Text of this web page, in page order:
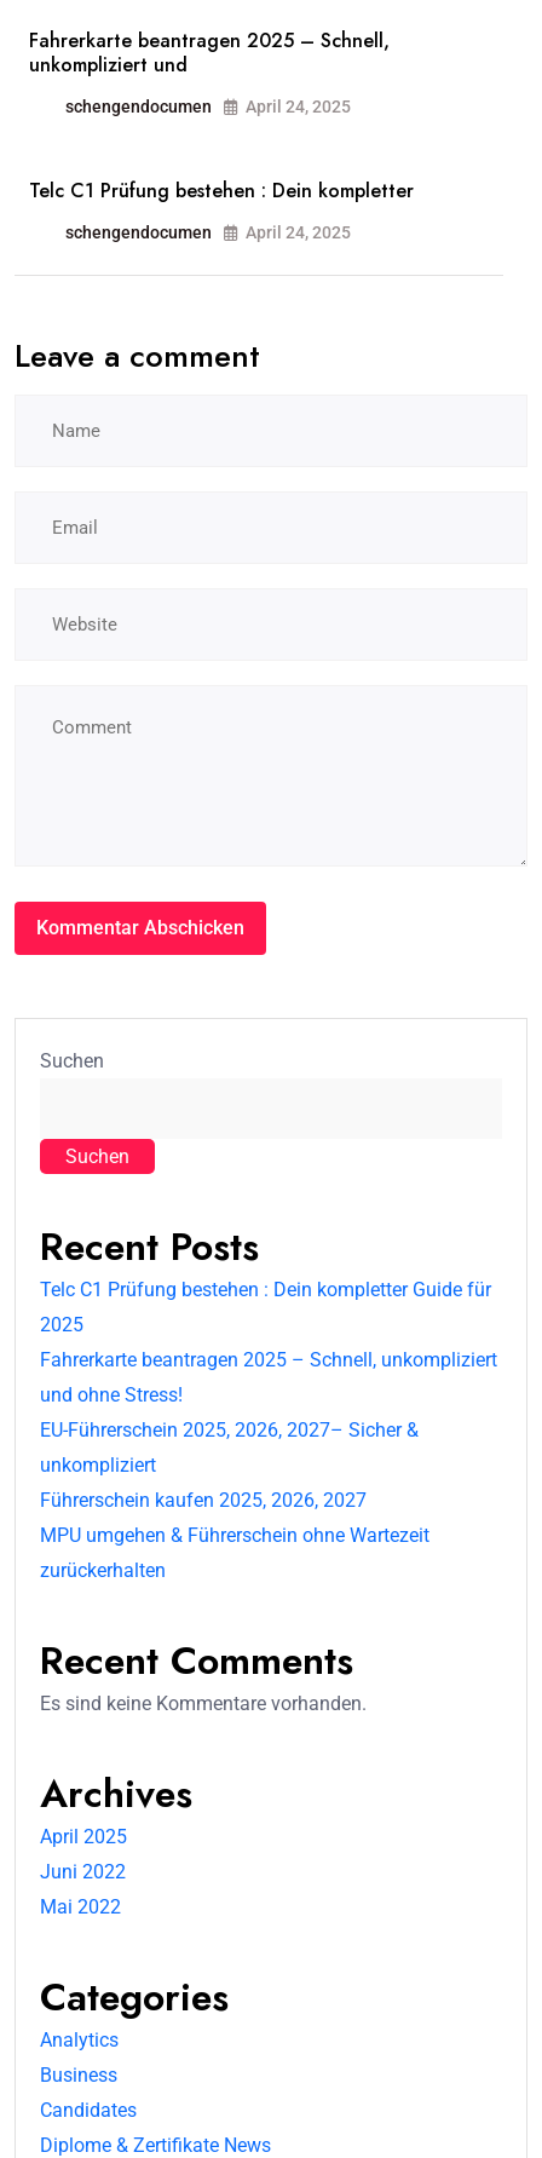
Fahrerkarte beantragen 2025 – Schnell,
unkompliziert und
schengendocumen April 24, 2025
Telc C1 Prüfung bestehen : Dein kompletter
schengendocumen April 24, 2025
Leave a comment
Suchen
Suchen
Recent Posts
Telc C1 Prüfung bestehen : Dein kompletter Guide für
2025
Fahrerkarte beantragen 2025 – Schnell, unkompliziert
und ohne Stress!
EU-Führerschein 2025, 2026, 2027– Sicher &
unkompliziert
Führerschein kaufen 2025, 2026, 2027
MPU umgehen & Führerschein ohne Wartezeit
zurückerhalten
Recent Comments
Es sind keine Kommentare vorhanden.
Archives
April 2025
Juni 2022
Mai 2022
Categories
Analytics
Business
Candidates
Diplome & Zertifikate News